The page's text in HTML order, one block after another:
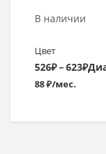
В наличии
Цвет
526₽–623₽
88 ₽/мес.